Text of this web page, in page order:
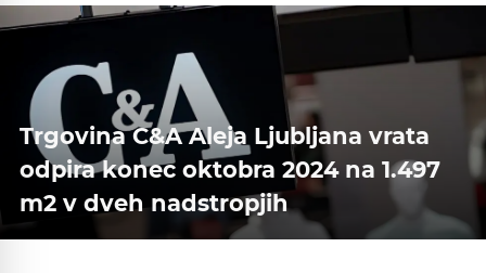
Trgovina C&A Aleja Ljubljana vrata
odpira konec oktobra 2024 na 1.497
m2 v dveh nadstropjih